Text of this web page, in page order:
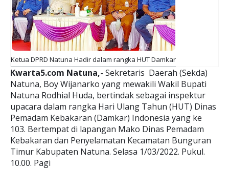
Ketua DPRD Natuna Hadir dalam rangka HUT Damkar
Kwarta5.com Natuna,- Sekretaris Daerah (Sekda)
Natuna, Boy Wijanarko yang mewakili Wakil Bupati
Natuna Rodhial Huda, bertindak sebagai inspektur
upacara dalam rangka Hari Ulang Tahun (HUT) Dinas
Pemadam Kebakaran (Damkar) Indonesia yang ke
103. Bertempat di lapangan Mako Dinas Pemadam
Kebakaran dan Penyelamatan Kecamatan Bunguran
Timur Kabupaten Natuna. Selasa 1/03/2022. Pukul.
10.00. Pagi